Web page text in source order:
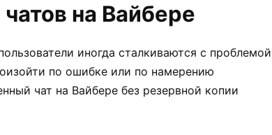
на Вайбере
иногда сталкиваются с проблемой
по ошибке или по намерению
чат на Вайбере без резервной копии